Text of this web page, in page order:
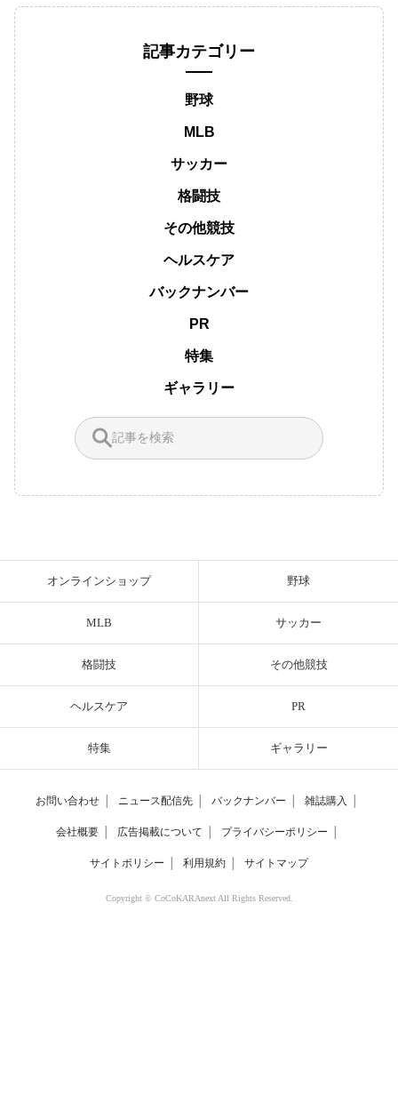
記事カテゴリー
野球
MLB
サッカー
格闘技
その他競技
ヘルスケア
バックナンバー
PR
特集
ギャラリー
オンラインショップ 野球
MLB サッカー
格闘技 その他競技
ヘルスケア PR
特集 ギャラリー
お問い合わせ ニュース配信先 バックナンバー 雑誌購入
会社概要 広告掲載について プライバシーポリシー
サイトポリシー 利用規約 サイトマップ
Copyright © CoCoKARAnext All Rights Reserved.